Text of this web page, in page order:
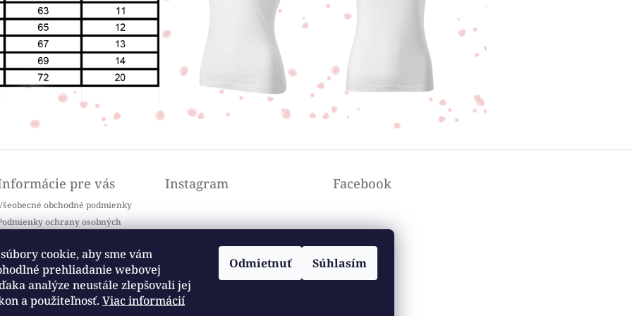
cookie, aby sme vám
prehliadanie webovej
analýze neustále zlepšovali jej
a použiteľnosť. Viac informácií
Odmietnuť Súhlasím
pre vás
obchodné podmienky
ochrany osobných
Doprava a platba
kladené otázky / FAQ
objednávka
Instagram
Sledovať na Instagrame
Facebook